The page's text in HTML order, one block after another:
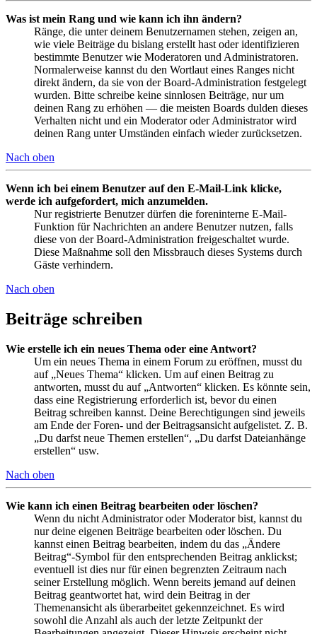
Was ist mein Rang und wie kann ich ihn ändern?
Ränge, die unter deinem Benutzernamen stehen, zeigen an,
wie viele Beiträge du bislang erstellt hast oder identifizieren
bestimmte Benutzer wie Moderatoren und Administratoren.
Normalerweise kannst du den Wortlaut eines Ranges nicht
direkt ändern, da sie von der Board-Administration festgelegt
wurden. Bitte schreibe keine sinnlosen Beiträge, nur um
deinen Rang zu erhöhen — die meisten Boards dulden dieses
Verhalten nicht und ein Moderator oder Administrator wird
deinen Rang unter Umständen einfach wieder zurücksetzen.
Nach oben
Wenn ich bei einem Benutzer auf den E-Mail-Link klicke,
werde ich aufgefordert, mich anzumelden.
Nur registrierte Benutzer dürfen die foreninterne E-Mail-
Funktion für Nachrichten an andere Benutzer nutzen, falls
diese von der Board-Administration freigeschaltet wurde.
Diese Maßnahme soll den Missbrauch dieses Systems durch
Gäste verhindern.
Nach oben
Beiträge schreiben
Wie erstelle ich ein neues Thema oder eine Antwort?
Um ein neues Thema in einem Forum zu eröffnen, musst du
auf „Neues Thema“ klicken. Um auf einen Beitrag zu
antworten, musst du auf „Antworten“ klicken. Es könnte sein,
dass eine Registrierung erforderlich ist, bevor du einen
Beitrag schreiben kannst. Deine Berechtigungen sind jeweils
am Ende der Foren- und der Beitragsansicht aufgelistet. Z. B.
„Du darfst neue Themen erstellen“, „Du darfst Dateianhänge
erstellen“ usw.
Nach oben
Wie kann ich einen Beitrag bearbeiten oder löschen?
Wenn du nicht Administrator oder Moderator bist, kannst du
nur deine eigenen Beiträge bearbeiten oder löschen. Du
kannst einen Beitrag bearbeiten, indem du das „Ändere
Beitrag“-Symbol für den entsprechenden Beitrag anklickst;
eventuell ist dies nur für einen begrenzten Zeitraum nach
seiner Erstellung möglich. Wenn bereits jemand auf deinen
Beitrag geantwortet hat, wird dein Beitrag in der
Themenansicht als überarbeitet gekennzeichnet. Es wird
sowohl die Anzahl als auch der letzte Zeitpunkt der